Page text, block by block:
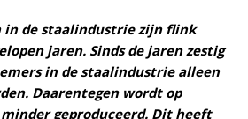
in de staalindustrie zijn flink
jaren. Sinds de jaren zestig
in de staalindustrie alleen
Daarentegen wordt op
geproduceerd. Dit heeft